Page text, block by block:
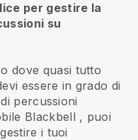
per gestire la
su
dove quasi tutto
essere in grado di
percussioni
Blackbell , puoi
i tuoi